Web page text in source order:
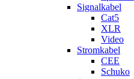
Signalkabel
Cat5
XLR
Video
Stromkabel
CEE
Schuko